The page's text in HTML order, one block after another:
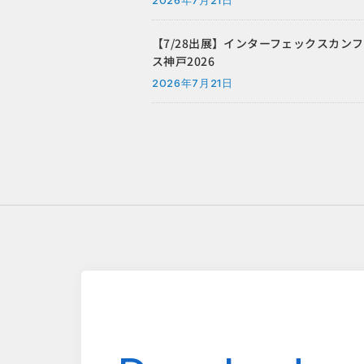
【7/28出展】インターフェックスカン
ス神戸2026
2026年7月21日